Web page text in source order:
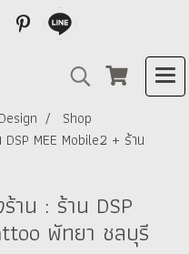
Shop
MEE Mobile2 + ร้าน
น : ร้าน DSP
พัทยา ชลบุรี